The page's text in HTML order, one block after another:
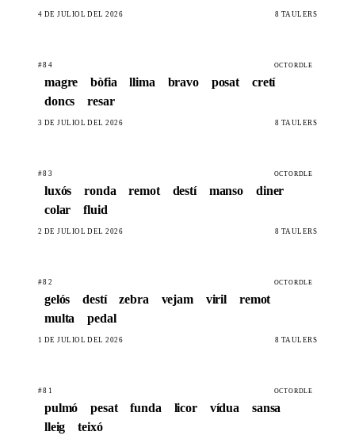
4 DE JULIOL DEL 2026 8 TAULERS
#84 OCTORDLE
magre bòfia llima bravo posat
cretí
doncs
resar
3 DE JULIOL DEL 2026 8 TAULERS
#83 OCTORDLE
luxós ronda remot destí manso
diner
colar
fluid
2 DE JULIOL DEL 2026 8 TAULERS
#82 OCTORDLE
gelós destí zebra vejam viril
remot
multa
pedal
1 DE JULIOL DEL 2026 8 TAULERS
#81 OCTORDLE
pulmó pesat funda licor vídua
sansa
lleig
teixó